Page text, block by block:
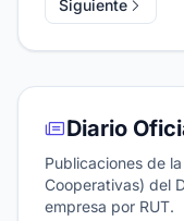
Siguiente
Diario
Publicaciones de
Cooperativas) del
empresa por RUT.